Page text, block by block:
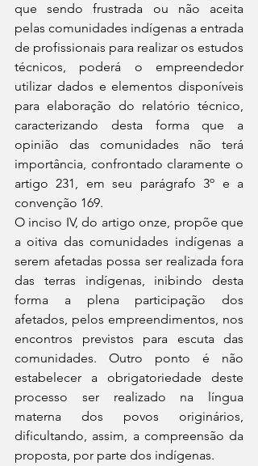
que sendo frustrada ou não aceita
pelas comunidades indígenas a entrada
de profissionais para realizar os estudos
técnicos, poderá o empreendedor
utilizar dados e elementos disponíveis
para elaboração do relatório técnico,
caracterizando desta forma que a
opinião das comunidades não terá
importância, confrontado claramente o
artigo 231, em seu parágrafo 3º e a
convenção 169.
O inciso IV, do artigo onze, propõe que
a oitiva das comunidades indígenas a
serem afetadas possa ser realizada fora
das terras indígenas, inibindo desta
forma a plena participação dos
afetados, pelos empreendimentos, nos
encontros previstos para escuta das
comunidades. Outro ponto é não
estabelecer a obrigatoriedade deste
processo ser realizado na língua
materna dos povos originários,
dificultando, assim, a compreensão da
proposta, por parte dos indígenas.